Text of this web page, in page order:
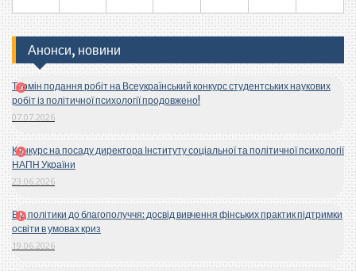
Анонси, новини
Термін подання робіт на Всеукраїнський конкурс студентських наукових
робіт із політичної психології продовжено!
07.07.2026
Конкурс на посаду директора Інституту соціальної та політичної психології
НАПН України
23.06.2026
Від політики до благополуччя: досвід вивчення фінських практик підтримки
освіти в умовах криз
19.06.2026